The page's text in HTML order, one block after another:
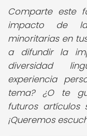
Comparte este
impacto de
minoritarias en
a difundir la
diversidad
experiencia
tema? ¿O te
futuros artículos
¡Queremos